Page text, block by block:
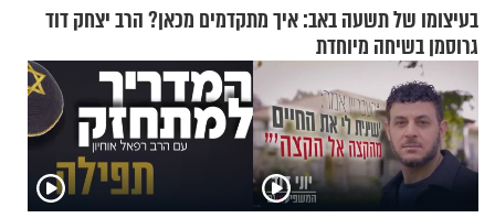
בעיצומו של תשעה באב: איך מתקדמים מכאן? הרב יצחק דוד
גרוסמן בשיחה מיוחדת